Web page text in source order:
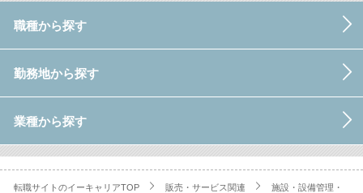
職種から探す
勤務地から探す
業種から探す
転職サイトのイーキャリアTOP 販売・サービス関連
施設・設備管理・